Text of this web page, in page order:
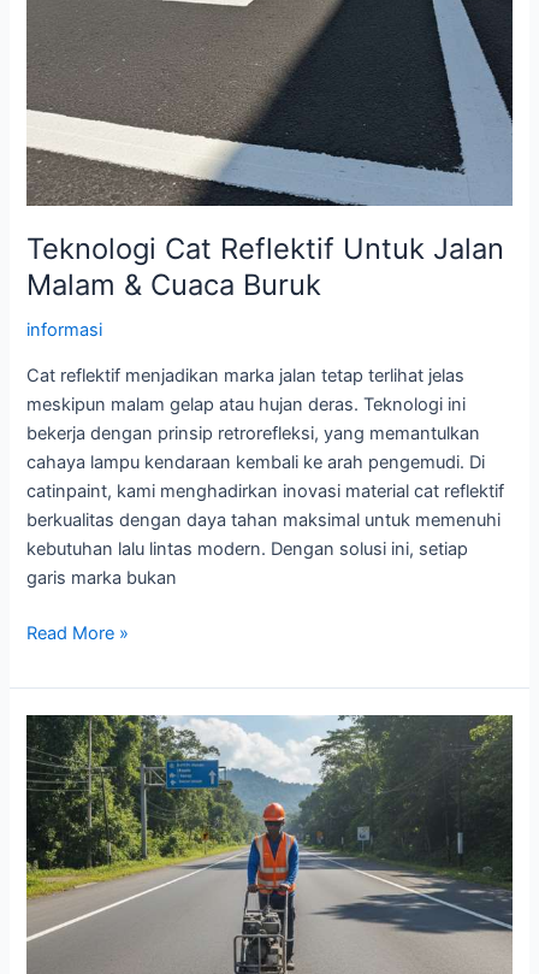
Teknologi Cat Reflektif Untuk Jalan
Malam & Cuaca Buruk
informasi
Cat reflektif menjadikan marka jalan tetap terlihat jelas
meskipun malam gelap atau hujan deras. Teknologi ini
bekerja dengan prinsip retrorefleksi, yang memantulkan
cahaya lampu kendaraan kembali ke arah pengemudi. Di
catinpaint, kami menghadirkan inovasi material cat reflektif
berkualitas dengan daya tahan maksimal untuk memenuhi
kebutuhan lalu lintas modern. Dengan solusi ini, setiap
garis marka bukan
Teknologi
Reflektif
Untuk
Jalan
Malam
&
Cuaca
Buruk
Read More »